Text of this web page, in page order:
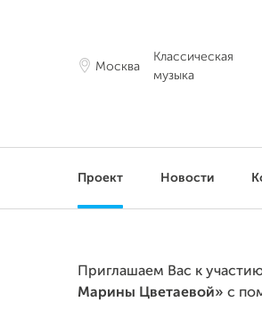
Москва
Классическая
музыка
Проект Новости
Приглашаем Вас к
Марины Цветаевой» с